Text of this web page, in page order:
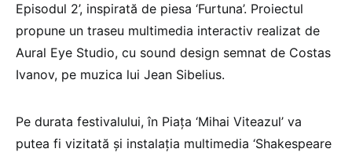
Episodul 2’, inspirată de piesa ‘Furtuna’. Proiectul
propune un traseu multimedia interactiv realizat de
Aural Eye Studio, cu sound design semnat de Costas
Ivanov, pe muzica lui Jean Sibelius.
Pe durata festivalului, în Piaţa ‘Mihai Viteazul’ va
putea fi vizitată şi instalaţia multimedia ‘Shakespeare